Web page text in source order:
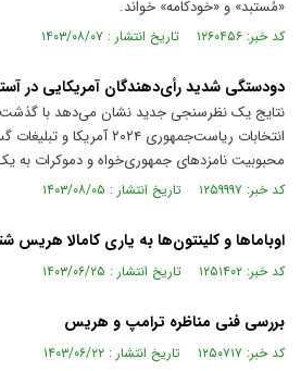
«مُستبد» و «خودکامه» خواند.
کد خبر: ۱۲۶۰۴۵۶ تاریخ انتشار : ۱۴۰۳/۰۸/۰۷
دودستگی شدید رأی‌دهندگان آمریکایی در
نتایج یک نظرسنجی‌ جدید نشان می‌دهد با گذشت
انتخابات ریاست‌جمهوری ۲۰۲۴
محبوبیت نامزدهای جمهوری‌خواه و دموکرات به
کد خبر: ۱۲۵۹۹۹۷ تاریخ انتشار : ۱۴۰۳/۰۸/۰۵
اوباما‌ها و کلینتون‌ها به یاری کامالا هریس
کد خبر: ۱۲۵۱۴۰۲ تاریخ انتشار : ۱۴۰۳/۰۶/۲۵
بررسی فنی مناظره ترامپ و هریس
کد خبر: ۱۲۵۰۷۱۷ تاریخ انتشار : ۱۴۰۳/۰۶/۲۲